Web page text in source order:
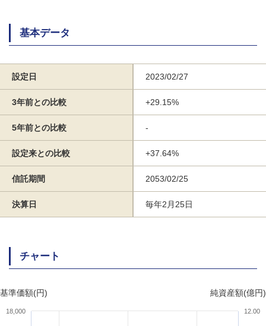
基本データ
設定日 2023/02/27
3年前との比較 +29.15%
5年前との比較 -
設定来との比較 +37.64%
信託期間 2053/02/25
決算日 毎年2月25日
チャート
基準価額(円) 純資産額(億円)
18,000 12.00